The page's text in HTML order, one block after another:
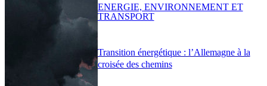
Transition énergétique : l’Allemagne à la
croisée des chemins
ENERGIE, ENVIRONNEMENT ET
TRANSPORT